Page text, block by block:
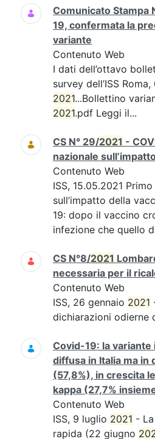
Comunicato Stampa
19, confermata la
variante
Contenuto Web
I dati dell’ottavo
survey dell’ISS
2021...Bollettino
2021.pdf Leggi il...
CS N° 29/2021 -
nazionale
Contenuto Web
ISS, 15.05.2021
sull’impatto della
19: dopo il vaccino
infezione che quello
CS N°8/2021
necessaria per il
Contenuto Web
ISS, 26 gennaio 2021
dichiarazioni odierne
Covid-19: la variante
diffusa in Italia ma in
(57,8%), in crescita
kappa (27,7%
Contenuto Web
ISS, 9 luglio 2021 -
rapida (22 giugno